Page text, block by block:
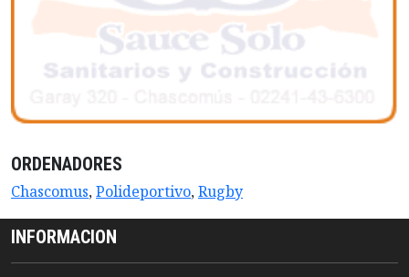
ORDENADORES
Chascomus,Polideportivo,Rugby
INFORMACION